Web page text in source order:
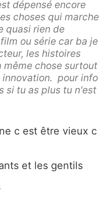
dépensé encore
choses qui marche
quasi rien de
ou série car ba je
les histoires
même chose surtout
innovation. pour info
si tu as plus tu n'est
c est être vieux c
et les gentils